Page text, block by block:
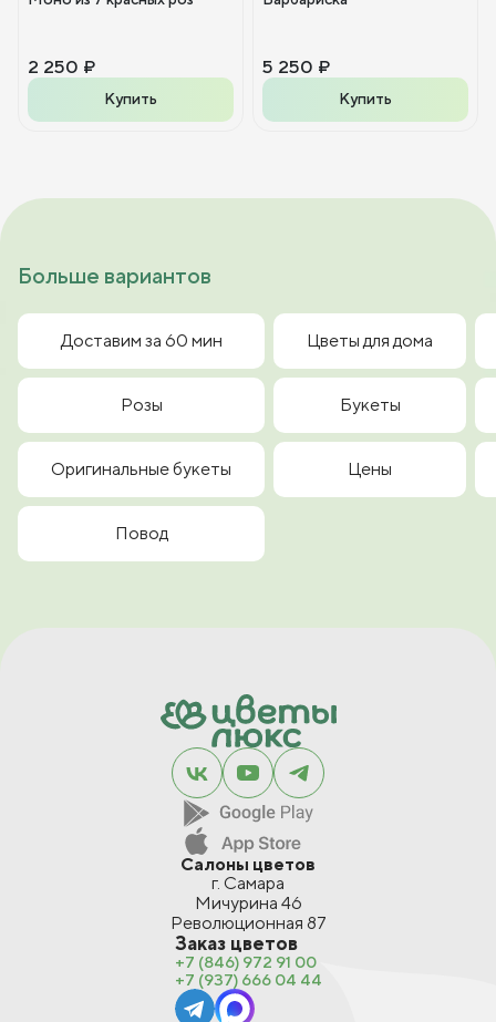
2 250 ₽
Купить
5 250 ₽
Купить
Больше вариантов
Доставим за 60 мин Цветы для дома
Розы Букеты
Оригинальные букеты Цены
Повод
Салоны цветов
г. Самара
Мичурина 46
Революционная 87
Заказ цветов
+7 (846) 972 91 00
+7 (937) 666 04 44